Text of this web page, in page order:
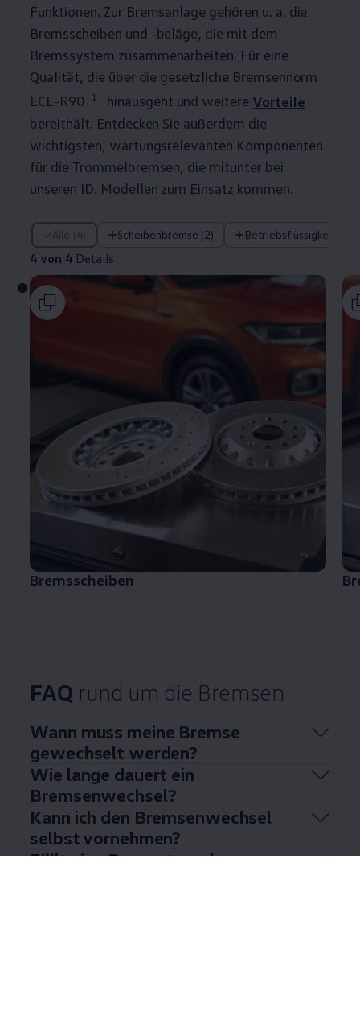
Funktionen. Zur Bremsanlage gehören u. a. die
Bremsscheiben und -beläge, die mit dem
Bremssystem zusammenarbeiten. Für eine
Qualität, die über die gesetzliche Bremsennorm
ECE-R90
1 hinausgeht und weitere Vorteile
bereithält. Entdecken Sie außerdem die
wichtigsten, wartungsrelevanten Komponenten
für die Trommelbremsen, die mitunter bei
unseren ID. Modellen zum Einsatz kommen.
Alle (4) Scheibenbremse (2) Betriebsflüssigkeiten
4 von 4 Details
4 von 4 Details
Bremsscheiben
FAQ rund um die Bremsen
Wann muss meine Bremse
gewechselt werden?
Wie lange dauert ein
Bremsenwechsel?
Kann ich den Bremsenwechsel
selbst vornehmen?
Fällt eine Reparatur oder